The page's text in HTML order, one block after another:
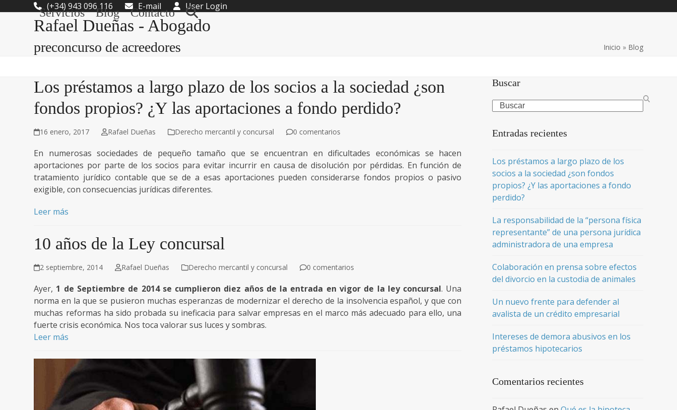
(+34) 943 096 116 E-mail User Login
Rafael Dueñas - Abogado
Servicios Blog Contacto
preconcurso de acreedores Inicio » Blog
Los préstamos a largo plazo de los socios a la sociedad ¿son
fondos propios? ¿Y las aportaciones a fondo perdido?
16 enero, 2017 Rafael Dueñas Derecho mercantil y concursal 0 comentarios
En numerosas sociedades de pequeño tamaño que se encuentran en dificultades económicas se hacen
aportaciones por parte de los socios para evitar incurrir en causa de disolución por pérdidas. En función de
tratamiento jurídico contable que se de a esas aportaciones pueden considerarse fondos propios o pasivo
exigible, con consecuencias jurídicas diferentes.
Leer más
10 años de la Ley concursal
2 septiembre, 2014 Rafael Dueñas Derecho mercantil y concursal 0 comentarios
Ayer, 1 de Septiembre de 2014 se cumplieron diez años de la entrada en vigor de la ley concursal. Una
norma en la que se pusieron muchas esperanzas de modernizar el derecho de la insolvencia español, y que con
muchas reformas ha sido probada su ineficacia para salvar empresas en el marco más adecuado para ello, una
fuerte crisis económica. Nos toca valorar sus luces y sombras.
Leer más
Buscar
Search
Entradas recientes
Los préstamos a largo plazo de los
socios a la sociedad ¿son fondos
propios? ¿Y las aportaciones a fondo
perdido?
La responsabilidad de la “persona física
representante” de una persona jurídica
administradora de una empresa
Colaboración en prensa sobre efectos
del divorcio en la custodia de animales
Un nuevo frente para defender al
avalista de un crédito empresarial
Intereses de demora abusivos en los
préstamos hipotecarios
Comentarios recientes